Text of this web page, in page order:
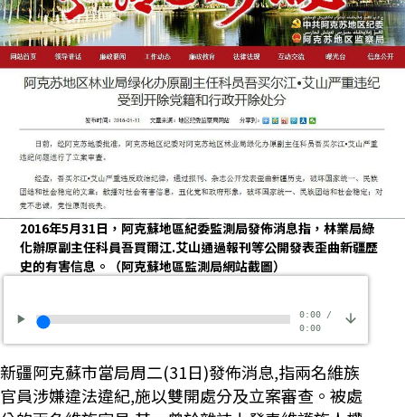
2016年5月31日，阿克蘇地區紀委監測局發佈消息指，林業局綠
化辦原副主任科員吾買爾江.艾山通過報刊等公開發表歪曲新疆歷
史的有害信息。（阿克蘇地區監測局網站截圖）
0:00/
0:00
新疆阿克蘇市當局周二(31日)發佈消息,指兩名維族
官員涉嫌違法違紀,施以雙開處分及立案審查。被處